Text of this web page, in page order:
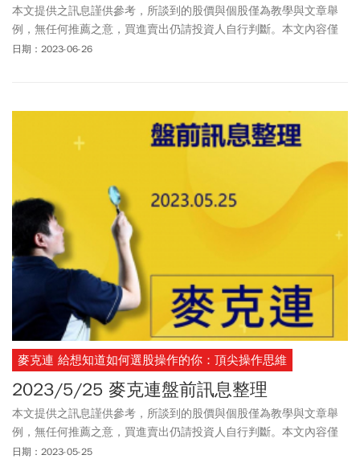
本文提供之訊息謹供參考，所談到的股價與個股僅為教學與文章舉
例，無任何推薦之意，買進賣出仍請投資人自行判斷。本文內容僅
供訂閱戶本人使用，非經授權嚴禁任何翻印、轉載，或以任何型態
日期：2023-06-26
麥克連 給想知道如何選股操作的你：頂尖操作思維
2023/5/25 麥克連盤前訊息整理
本文提供之訊息謹供參考，所談到的股價與個股僅為教學與文章舉
例，無任何推薦之意，買進賣出仍請投資人自行判斷。本文內容僅
供訂閱戶本人使用，非經授權嚴禁任何翻印、轉載，或以任何型態
日期：2023-05-25